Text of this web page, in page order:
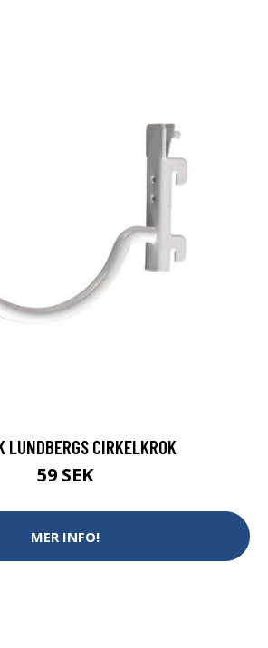
LUNDBERGS CIRKELKROK
59 SEK
MER INFO!